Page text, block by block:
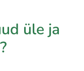
üle ja